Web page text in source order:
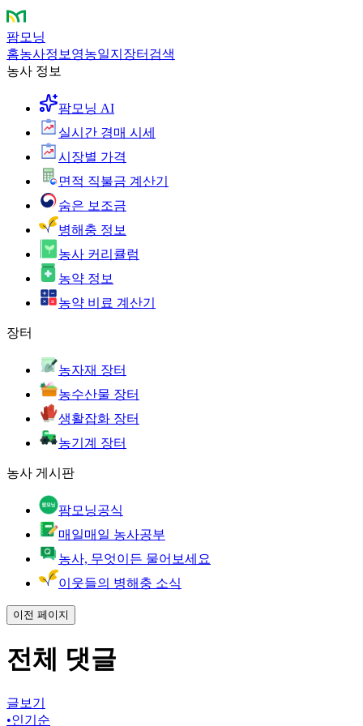
팜모닝
홈농사정보 영농일지 장터 검색
농사 정보
팜모닝 AI
실시간 경매 시세
시장별 가격
면적 직불금 계산기
숨은 보조금
병해충 정보
농사 커리큘럼
농약 정보
농약 비료 계산기
장터
농자재 장터
농수산물 장터
생활잡화 장터
농기계 장터
농사 게시판
팜모닝공식
매일매일 농사공부
농사, 무엇이든 물어보세요
이웃들의 병해충 소식
이전 페이지
전체 댓글
글보기
•인기순